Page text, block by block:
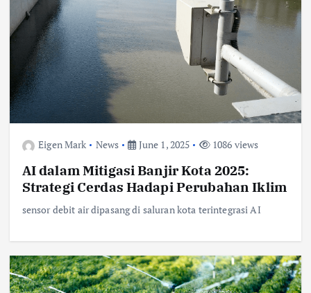
Eigen Mark News June 1, 2025 1086 views
AI dalam Mitigasi Banjir Kota 2025:
Strategi Cerdas Hadapi Perubahan Iklim
sensor debit air dipasang di saluran kota terintegrasi AI